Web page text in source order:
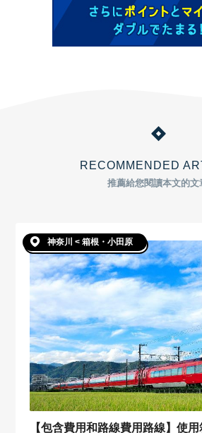
RECOMMENDED
推薦給您閱讀本文的文
神奈川 < 箱根・小田原
【包含費用和路線費用路線】使